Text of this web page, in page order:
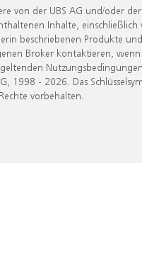
der UBS AG und/oder
Inhalte,
beschriebenen Produkte
Broker kontaktieren,
- 2026. Das
vorbehalten.